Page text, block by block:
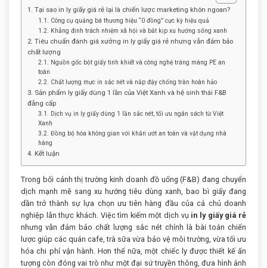
1. Tại sao in ly giấy giá rẻ lại là chiến lược marketing khôn ngoan?
1.1. Công cụ quảng bá thương hiệu “0 đồng” cực kỳ hiệu quả
1.2. Khẳng định trách nhiệm xã hội và bắt kịp xu hướng sống xanh
2. Tiêu chuẩn đánh giá xưởng in ly giấy giá rẻ nhưng vẫn đảm bảo
chất lượng
2.1. Nguồn gốc bột giấy tinh khiết và công nghệ tráng màng PE an
toàn
2.2. Chất lượng mực in sắc nét và nắp đậy chống tràn hoàn hảo
3. Sản phẩm ly giấy dùng 1 lần của Việt Xanh và hệ sinh thái F&B
đẳng cấp
3.1. Dịch vụ in ly giấy dùng 1 lần sắc nét, tối ưu ngân sách từ Việt
Xanh
3.2. Đồng bộ hóa không gian với khăn ướt an toàn và vật dụng nhà
hàng
4. Kết luận
Trong bối cảnh thị trường kinh doanh đồ uống (F&B) đang chuyển
dịch mạnh mẽ sang xu hướng tiêu dùng xanh, bao bì giấy đang
dần trở thành sự lựa chọn ưu tiên hàng đầu của cả chủ doanh
nghiệp lẫn thực khách. Việc tìm kiếm một dịch vụ in ly giấy giá rẻ
nhưng vẫn đảm bảo chất lượng sắc nét chính là bài toán chiến
lược giúp các quán cafe, trà sữa vừa bảo vệ môi trường, vừa tối ưu
hóa chi phí vận hành. Hơn thế nữa, một chiếc ly được thiết kế ấn
tượng còn đóng vai trò như một đại sứ truyền thông, đưa hình ảnh